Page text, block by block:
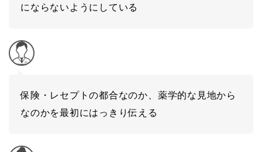
にならないようにしている
保険・レセプトの都合なのか、薬学的な見地から
なのかを最初にはっきり伝える